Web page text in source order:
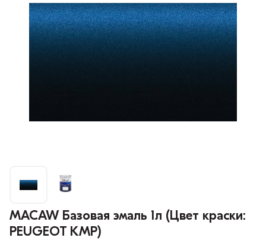
MACAW Базовая эмаль 1л (Цвет краски:
PEUGEOT KMP)